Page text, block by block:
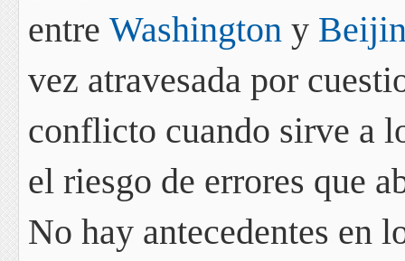
entre Washington y
vez atravesada por
conflicto cuando sirve a
el riesgo de errores que
No hay antecedentes en